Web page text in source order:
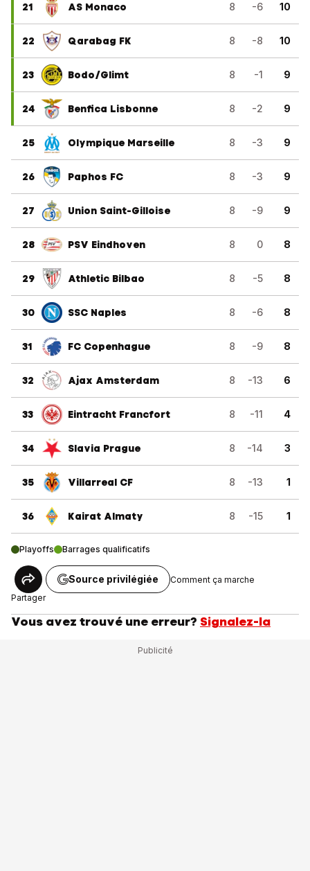
21 AS Monaco 8 -6 10
22 Qarabag FK 8 -8 10
23 Bodo/Glimt 8 -1 9
24 Benfica Lisbonne 8 -2 9
25 Olympique Marseille 8 -3 9
26 Paphos FC 8 -3 9
27 Union Saint-Gilloise 8 -9 9
28 PSV Eindhoven 8 0 8
29 Athletic Bilbao 8 -5 8
30 SSC Naples 8 -6 8
31 FC Copenhague 8 -9 8
32 Ajax Amsterdam 8 -13 6
33 Eintracht Francfort 8 -11 4
34 Slavia Prague 8 -14 3
35 Villarreal CF 8 -13 1
36 Kairat Almaty 8 -15 1
Playoffs Barrages qualificatifs
Partager
Source privilégiée Comment ça marche
Vous avez trouvé une erreur? Signalez-la